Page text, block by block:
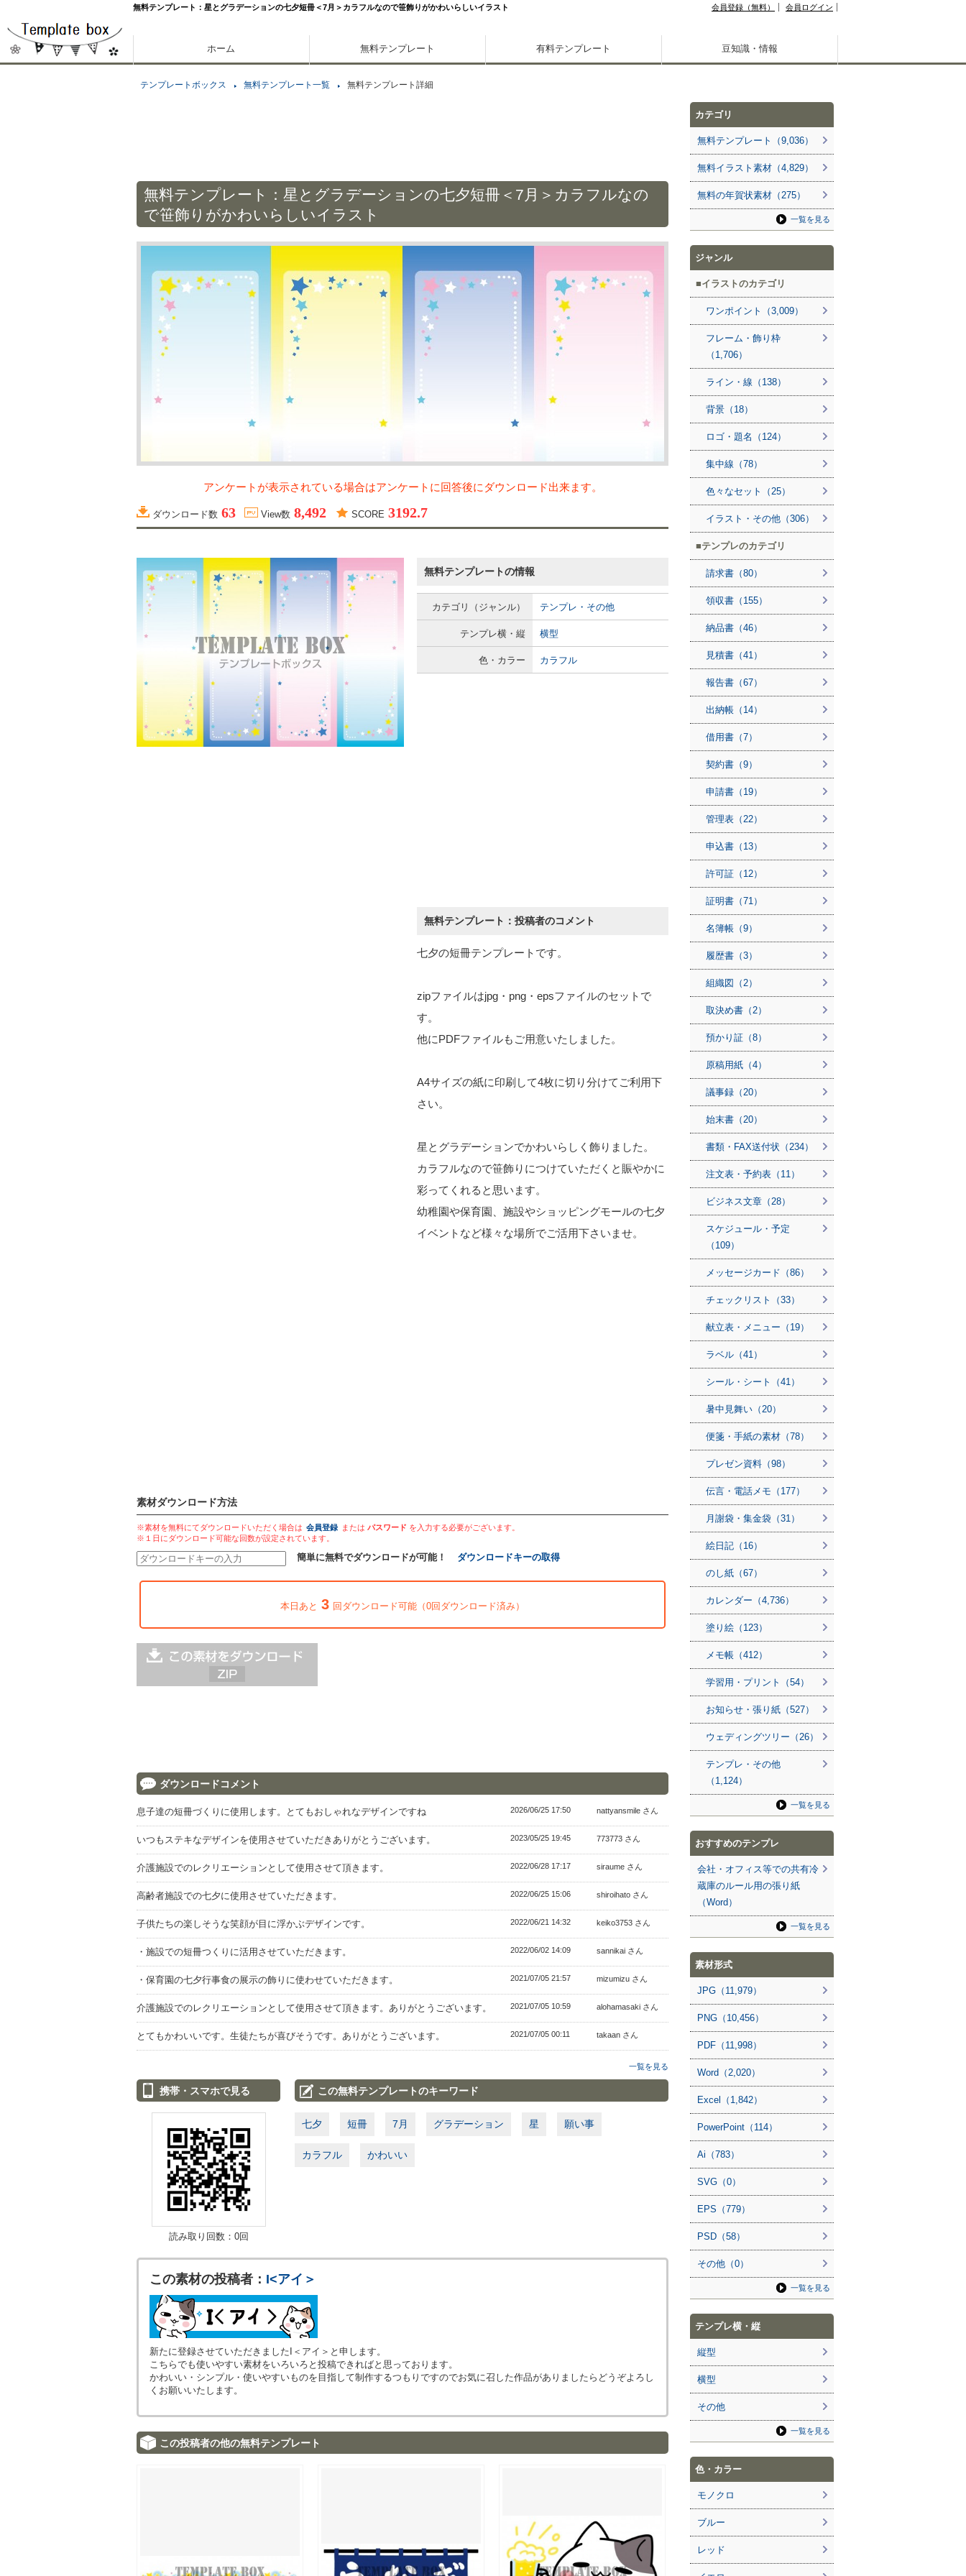
無料テンプレート：星とグラデーションの七夕短冊＜7月＞カラフルなので笹飾りがかわいらしいイラスト 会員登録（無料） 会員ログイン
ホーム 無料テンプレート 有料テンプレート 豆知識・情報
テンプレートボックス 無料テンプレート一覧 無料テンプレート詳細
無料テンプレート：星とグラデーションの七夕短冊＜7月＞カラフルなの
で笹飾りがかわいらしいイラスト
アンケートが表示されている場合はアンケートに回答後にダウンロード出来ます。
ダウンロード数 63 View数 8,492 SCORE 3192.7
無料テンプレートの情報
カテゴリ（ジャンル） テンプレ・その他
テンプレ横・縦 横型
色・カラー カラフル
無料テンプレート：投稿者のコメント
七夕の短冊テンプレートです。
zipファイルはjpg・png・epsファイルのセットで
す。
他にPDFファイルもご用意いたしました。
A4サイズの紙に印刷して4枚に切り分けてご利用下
さい。
星とグラデーションでかわいらしく飾りました。
カラフルなので笹飾りにつけていただくと賑やかに
彩ってくれると思います。
幼稚園や保育園、施設やショッピングモールの七夕
イベントなど様々な場所でご活用下さいませ。
素材ダウンロード方法
※素材を無料にてダウンロードいただく場合は 会員登録 または パスワード を入力する必要がございます。
※１日にダウンロード可能な回数が設定されています。
簡単に無料でダウンロードが可能！ ダウンロードキーの取得
本日あと 3 回ダウンロード可能（0回ダウンロード済み）
ダウンロードコメント
息子達の短冊づくりに使用します。とてもおしゃれなデザインですね 2026/06/25 17:50 nattyansmile さん
いつもステキなデザインを使用させていただきありがとうございます。 2023/05/25 19:45 773773 さん
介護施設でのレクリエーションとして使用させて頂きます。 2022/06/28 17:17 siraume さん
高齢者施設での七夕に使用させていただきます。 2022/06/25 15:06 shiroihato さん
子供たちの楽しそうな笑顔が目に浮かぶデザインです。 2022/06/21 14:32 keiko3753 さん
・施設での短冊つくりに活用させていただきます。 2022/06/02 14:09 sannikai さん
・保育園の七夕行事食の展示の飾りに使わせていただきます。 2021/07/05 21:57 mizumizu さん
介護施設でのレクリエーションとして使用させて頂きます。ありがとうございます。 2021/07/05 10:59 alohamasaki さん
とてもかわいいです。生徒たちが喜びそうです。ありがとうございます。 2021/07/05 00:11 takaan さん
一覧を見る
携帯・スマホで見る
読み取り回数：0回
この無料テンプレートのキーワード
七夕 短冊 7月 グラデーション 星 願い事
カラフル かわいい
この素材の投稿者： I<アイ＞
新たに登録させていただきましたI＜アイ＞と申します。
こちらでも使いやすい素材をいろいろと投稿できればと思っております。
かわいい・シンプル・使いやすいものを目指して制作するつもりですのでお気に召した作品がありましたらどうぞよろし
くお願いいたします。
この投稿者の他の無料テンプレート
カテゴリ
無料テンプレート（9,036）
無料イラスト素材（4,829）
無料の年賀状素材（275）
一覧を見る
ジャンル
イラストのカテゴリ
ワンポイント（3,009）
フレーム・飾り枠
（1,706）
ライン・線（138）
背景（18）
ロゴ・題名（124）
集中線（78）
色々なセット（25）
イラスト・その他（306）
テンプレのカテゴリ
請求書（80）
領収書（155）
納品書（46）
見積書（41）
報告書（67）
出納帳（14）
借用書（7）
契約書（9）
申請書（19）
管理表（22）
申込書（13）
許可証（12）
証明書（71）
名簿帳（9）
履歴書（3）
組織図（2）
取決め書（2）
預かり証（8）
原稿用紙（4）
議事録（20）
始末書（20）
書類・FAX送付状（234）
注文表・予約表（11）
ビジネス文章（28）
スケジュール・予定
（109）
メッセージカード（86）
チェックリスト（33）
献立表・メニュー（19）
ラベル（41）
シール・シート（41）
暑中見舞い（20）
便箋・手紙の素材（78）
プレゼン資料（98）
伝言・電話メモ（177）
月謝袋・集金袋（31）
絵日記（16）
のし紙（67）
カレンダー（4,736）
塗り絵（123）
メモ帳（412）
学習用・プリント（54）
お知らせ・張り紙（527）
ウェディングツリー（26）
テンプレ・その他
（1,124）
一覧を見る
おすすめのテンプレ
会社・オフィス等での共有冷
蔵庫のルール用の張り紙
（Word）
一覧を見る
素材形式
JPG（11,979）
PNG（10,456）
PDF（11,998）
Word（2,020）
Excel（1,842）
PowerPoint（114）
Ai（783）
SVG（0）
EPS（779）
PSD（58）
その他（0）
一覧を見る
テンプレ横・縦
縦型
横型
その他
一覧を見る
色・カラー
モノクロ
ブルー
レッド